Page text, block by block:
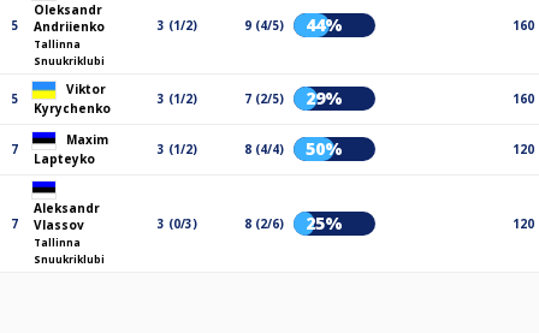
5
Oleksandr
Andriienko
Tallinna
Snuukriklubi
3 (1/2) 9 (4/5) 44% 160
5
Viktor
Kyrychenko
3 (1/2) 7 (2/5) 29% 160
7
Maxim
Lapteyko
3 (1/2) 8 (4/4) 50% 120
7
Aleksandr
Vlassov
Tallinna
Snuukriklubi
3 (0/3) 8 (2/6) 25% 120